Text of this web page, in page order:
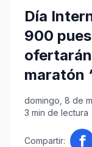
Día
900
maratón
domingo, 8 de
3 min de lectura
Compartir: